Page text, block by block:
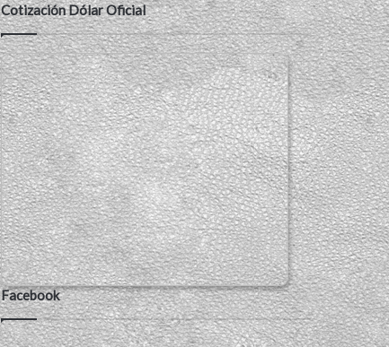
Cotización Dólar Oficial
Facebook